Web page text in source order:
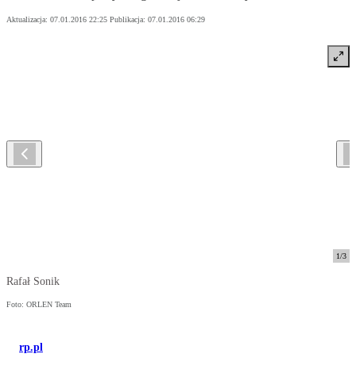
Aktualizacja: 07.01.2016 22:25 Publikacja: 07.01.2016 06:29
1/3
Rafał Sonik
Foto: ORLEN Team
rp.pl